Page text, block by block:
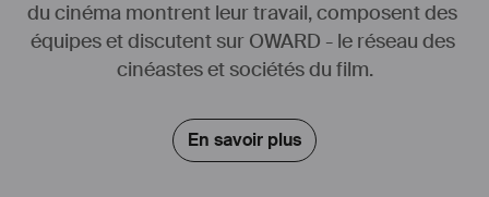
du cinéma montrent leur travail, composent des
équipes et discutent sur OWARD - le réseau des
cinéastes et sociétés du film.
En savoir plus
Annie Deniel est monteuse et réalisatrice. Après des études en
cinéma et en psychologie, elle signe depuis plusieurs années, le
montage de documentaires indépendants, de fictions et de
du côté de la réalisation, avec quelques oeuvres allant du format
court, au long-métrage documentaire, explorant des registres variés
tel le que le cinéma direct, la fiction et l’essai. Ses films ont été